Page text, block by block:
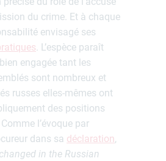
du crime. Et à chaque
envisagé ses
. L’espèce paraît
engagée tant les
sont nombreux et
russes elles-mêmes ont
des positions
l’évoque par
dans sa déclaration,
in the Russian